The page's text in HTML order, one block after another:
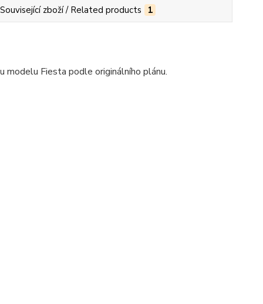
Související zboží / Related products 1
modelu Fiesta podle originálního plánu.